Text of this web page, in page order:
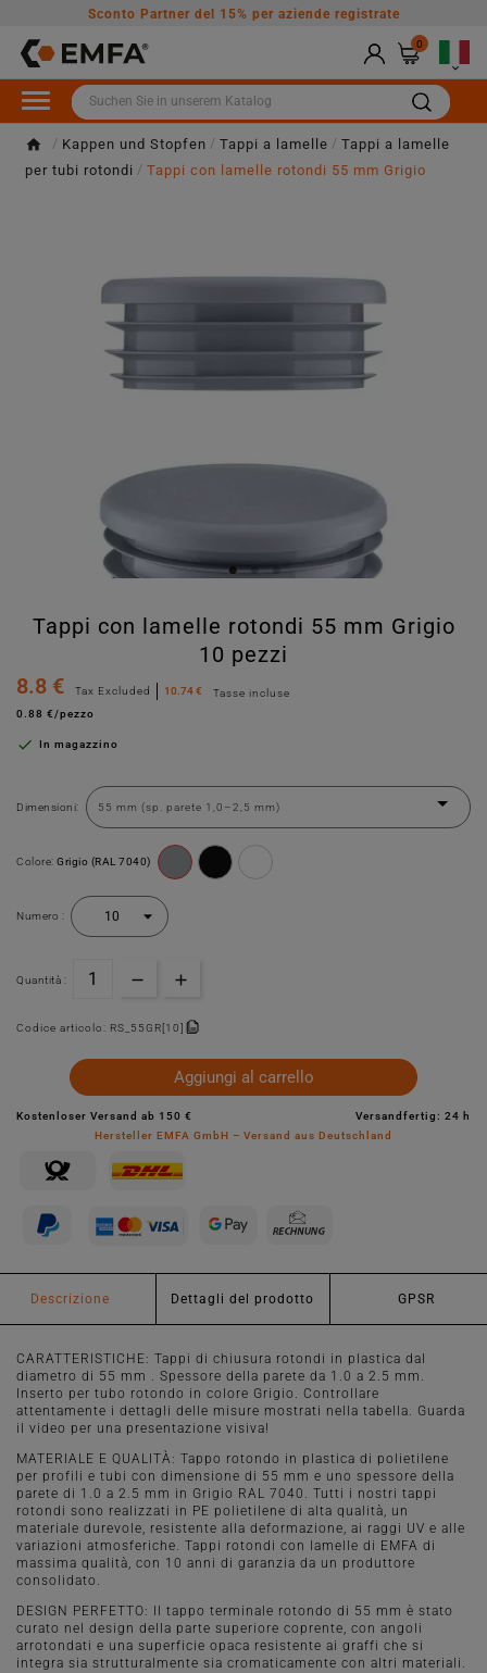
Sconto Partner del 15% per aziende registrate
0

Kappen und Stopfen Tappi a lamelle
Tappi a lamelle
per tubi rotondi
Tappi con lamelle rotondi 55 mm Grigio
Tappi con lamelle rotondi 55 mm Grigio
10 pezzi
8.8 €
Tax Excluded 10.74 €
Tasse incluse
0.88 €/pezzo
 In magazzino
Dimensioni:
Colore: Grigio (RAL 7040)
Numero :
Quantità :
Codice articolo: RS_55GR[10]
Aggiungi al carrello
Kostenloser Versand ab 150 €
Versandfertig: 24 h
Hersteller EMFA GmbH – Versand aus Deutschland
Descrizione Dettagli del prodotto GPSR
CARATTERISTICHE: Tappi di chiusura rotondi in plastica dal
diametro di 55 mm . Spessore della parete da 1.0 a 2.5 mm.
Inserto per tubo rotondo in colore Grigio. Controllare
attentamente i dettagli delle misure mostrati nella tabella. Guarda
il video per una presentazione visiva!
MATERIALE E QUALITÀ: Tappo rotondo in plastica di polietilene
per profili e tubi con dimensione di 55 mm e uno spessore della
parete di 1.0 a 2.5 mm in Grigio RAL 7040. Tutti i nostri tappi
rotondi sono realizzati in PE polietilene di alta qualità, un
materiale durevole, resistente alla deformazione, ai raggi UV e alle
variazioni atmosferiche. Tappi rotondi con lamelle di EMFA di
massima qualità, con 10 anni di garanzia da un produttore
consolidato.
DESIGN PERFETTO: Il tappo terminale rotondo di 55 mm è stato
curato nel design della parte superiore coprente, con angoli
arrotondati e una superficie opaca resistente ai graffi che si
integra sia strutturalmente sia cromaticamente con altri materiali.